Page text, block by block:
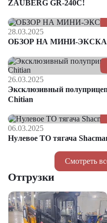
Смотреть
ZAUBERG GR-240C!
28.03.2025
ОБЗОР НА МИНИ-
26.03.2025
Эксклюзивный
Chitian
06.03.2025
Нулевое ТО тягача
Отгрузки